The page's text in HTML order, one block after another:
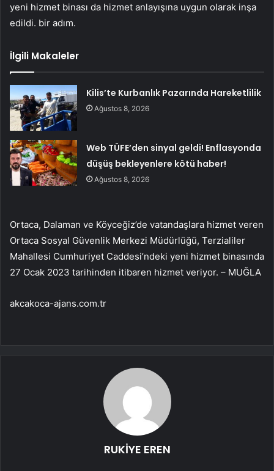
yeni hizmet binası da hizmet anlayışına uygun olarak inşa
edildi. bir adım.
İlgili Makaleler
Kilis’te Kurbanlık Pazarında Hareketlilik
Ağustos 8, 2026
Web TÜFE’den sinyal geldi! Enflasyonda
düşüş bekleyenlere kötü haber!
Ağustos 8, 2026
Ortaca, Dalaman ve Köyceğiz’de vatandaşlara hizmet veren
Ortaca Sosyal Güvenlik Merkezi Müdürlüğü, Terzialiler
Mahallesi Cumhuriyet Caddesi’ndeki yeni hizmet binasında
27 Ocak 2023 tarihinden itibaren hizmet veriyor. – MUĞLA
akcakoca-ajans.com.tr
RUKİYE EREN